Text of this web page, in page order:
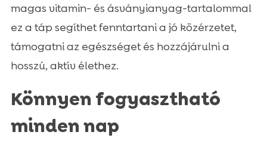
magas vitamin- és ásványianyag-tartalommal
ez a táp segíthet fenntartani a jó közérzetet,
támogatni az egészséget és hozzájárulni a
hosszú, aktív élethez.
Könnyen fogyasztható
minden nap